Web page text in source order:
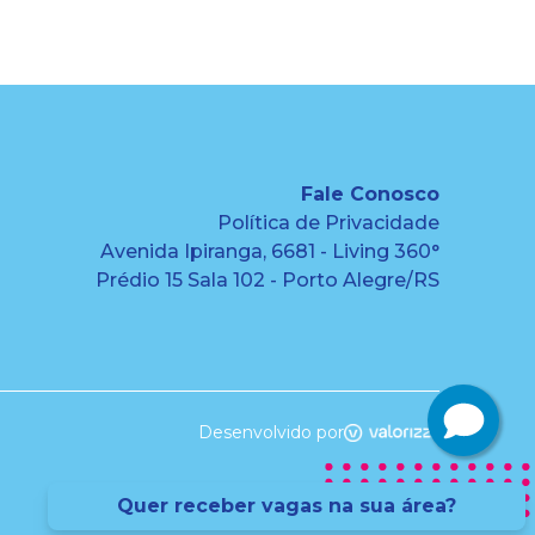
Quer receber vagas na sua área?
Fale Conosco
Política de Privacidade
Avenida Ipiranga, 6681 - Living 360°
Prédio 15 Sala 102 - Porto Alegre/RS
Desenvolvido por